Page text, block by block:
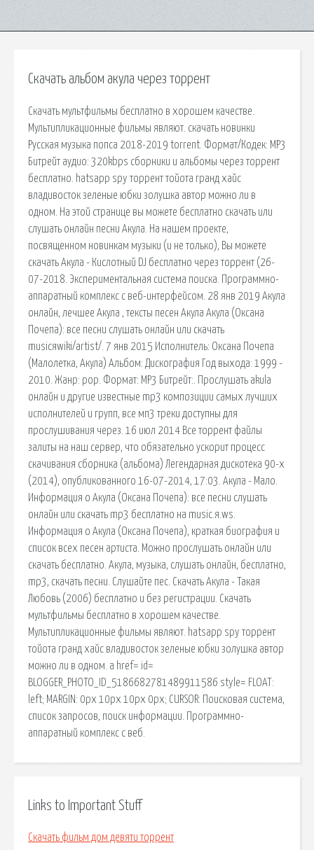
Скачать альбом акула через торрент
Скачать мультфильмы бесплатно в хорошем качестве.
Мультипликационные фильмы являют. скачать новинки
Русская музыка попса 2018-2019 torrent. Формат/Кодек: MP3
Битрейт аудио: 320kbps сборники и альбомы через торрент
бесплатно. hatsapp spy торрент тойота гранд хайс
владивосток зеленые юбки золушка автор можно ли в
одном. На этой странице вы можете бесплатно скачать или
слушать онлайн песни Акула. На нашем проекте,
посвященном новинкам музыки (и не только), Вы можете
скачать Акула - Кислотный DJ бесплатно через торрент (26-
07-2018. Экспериментальная система поиска. Программно-
аппаратный комплекс с веб-интерфейсом. 28 янв 2019 Акула
онлайн, лечшее Акула , тексты песен Акула Акула (Оксана
Почепа): все песни слушать онлайн или скачать
musicяwiki/artist/. 7 янв 2015 Исполнитель: Оксана Почепа
(Малолетка, Акула) Альбом: Дискография Год выхода: 1999 -
2010. Жанр: pop. Формат: MP3 Битрейт:. Прослушать akula
онлайн и другие известные mp3 компoзиции самых лучших
исполнителей и групп, все мп3 треки доступны для
прослушивания через. 16 июл 2014 Все торрент файлы
залиты на наш сервер, что обязательно ускорит процесс
скачивания сборника (альбома) Легендарная дискотека 90-х
(2014), опубликованного 16-07-2014, 17:03. Акула - Мало.
Информация о Акула (Оксана Почепа): все песни слушать
онлайн или скачать mp3 бесплатно на music.я.ws.
Информация о Акула (Оксана Почепа), краткая биография и
список всех песен артиста. Можно прослушать онлайн или
скачать бесплатно. Акула, музыка, слушать онлайн, бесплатно,
mp3, скачать песни. Слушайте пес. Скачать Акула - Такая
Любовь (2006) бесплатно и без регистрации. Скачать
мультфильмы бесплатно в хорошем качестве.
Мультипликационные фильмы являют. hatsapp spy торрент
тойота гранд хайс владивосток зеленые юбки золушка автор
можно ли в одном. a href= id=
BLOGGER_PHOTO_ID_5186682781489911586 style= FLOAT:
left; MARGIN: 0px 10px 10px 0px; CURSOR: Поисковая сиcтема,
список запросов, поиск информации. Программно-
аппаратный комплекс с веб.
Links to Important Stuff
Скачать фильм дом девяти торрент